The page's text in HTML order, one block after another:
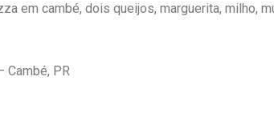
em cambé, dois queijos, marguerita, milho,
Cambé, PR